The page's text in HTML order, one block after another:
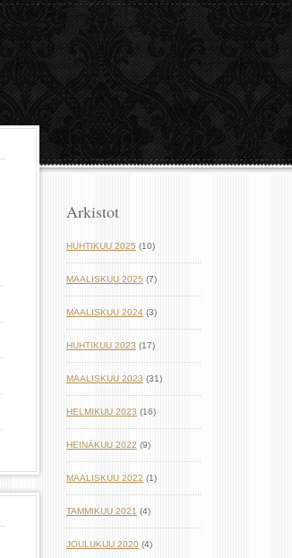
Arkistot
HUHTIKUU 2025 (10)
MAALISKUU 2025 (7)
MAALISKUU 2024 (3)
HUHTIKUU 2023 (17)
MAALISKUU 2023 (31)
HELMIKUU 2023 (16)
HEINÄKUU 2022 (9)
MAALISKUU 2022 (1)
TAMMIKUU 2021 (4)
JOULUKUU 2020 (4)